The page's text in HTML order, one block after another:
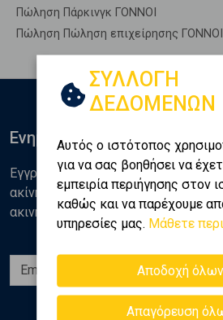
Πώληση Πάρκινγκ ΓΟΝΝΟΙ
Πώληση Πώληση επιχείρησης ΓΟΝΝΟΙ
ΣΥΛΛΟΓΗ
ΔΕΔΟΜΕΝΩΝ
Αυτός ο ιστότοπος
για να σας βοηθήσει να
εμπειρία περιήγησης στον
καθώς και να παρέχουμε
υπηρεσίες μας. Μάθετε
Αποδοχή όλων
Απαγόρευση
Ενημερωθείτε
Εγγραφείτε στο newsletter της
ακίνητα, αναλύσεις και διάφορα
ακινήτων
Ακολουθήστε